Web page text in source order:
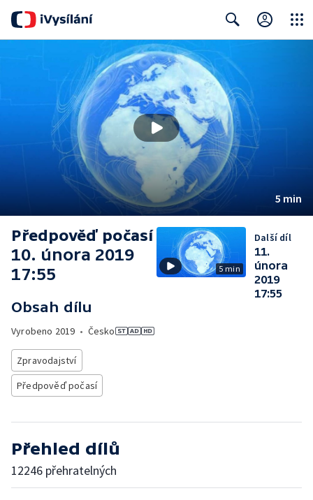
5 min
Předpověď počasí
10. února 2019
17:55
Obsah dílu
Vyrobeno 2019 • Česko
Zpravodajství
Předpověď počasí
5 min
Další díl
11.
února
2019
17:55
Přehled dílů
12246 přehratelných